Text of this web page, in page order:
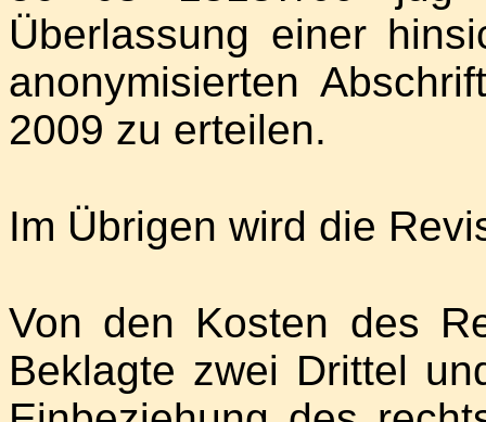
Überlassung einer
anonymisierten
2009 zu erteilen.
Im Übrigen wird die
Von den Kosten des
Beklagte zwei Drittel